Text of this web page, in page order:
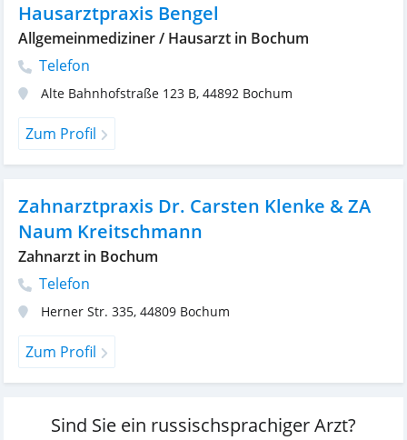
Hausarztpraxis Bengel
Allgemeinmediziner / Hausarzt in Bochum
Telefon
Alte Bahnhofstraße 123 B, 44892 Bochum
Zum Profil
Zahnarztpraxis Dr. Carsten Klenke & ZA
Naum Kreitschmann
Zahnarzt in Bochum
Telefon
Herner Str. 335, 44809 Bochum
Zum Profil
Sind Sie ein russischsprachiger Arzt?